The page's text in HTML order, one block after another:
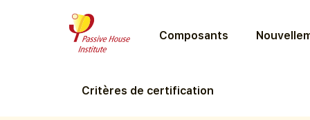
Composants
Critères de certification